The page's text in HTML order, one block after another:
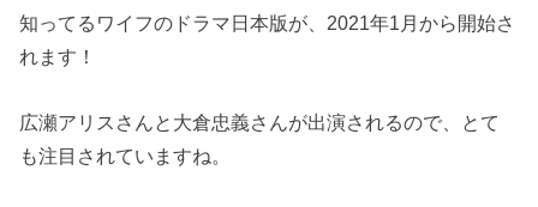
知ってるワイフのドラマ日本版が、2021年1月から開始さ
れます！
広瀬アリスさんと大倉忠義さんが出演されるので、とて
も注目されていますね。